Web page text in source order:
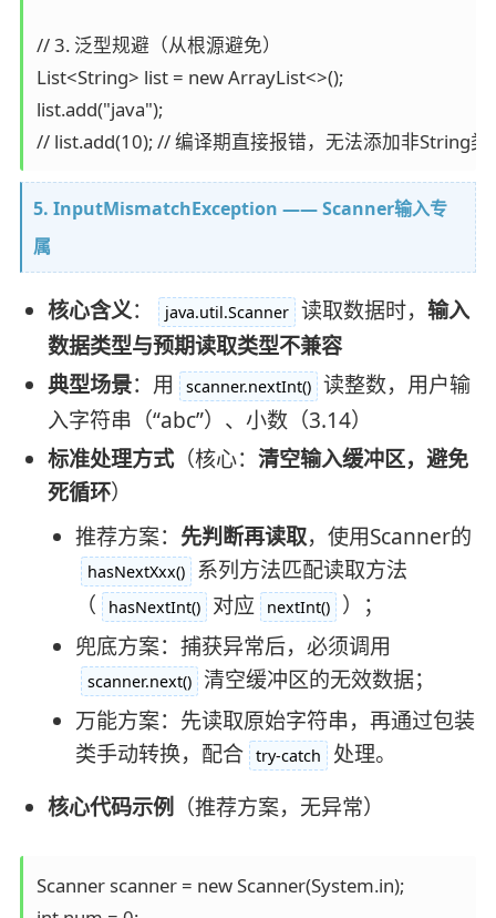
// 3. 泛型规避（从根源避免）
List<String> list = new ArrayList<>();
list.add("java");
5. InputMismatchException —— Scanner输入专
属
核心含义： java.util.Scanner 读取数据时， 输入
数据类型与预期读取类型不兼容
典型场景：用 scanner.nextInt() 读整数，用户输
入字符串（“abc”）、小数（3.14）
标准处理方式（核心： 清空输入缓冲区，避免
死循环）
推荐方案： 先判断再读取，使用Scanner的
hasNextXxx()
系列方法匹配读取方法
（
hasNextInt() 对应 nextInt()
）；
兜底方案：捕获异常后，必须调用
scanner.next()
清空缓冲区的无效数据；
万能方案：先读取原始字符串，再通过包装
类手动转换，配合 try-catch
处理。
核心代码示例 （推荐方案，无异常）
Scanner scanner = new Scanner(System.in);